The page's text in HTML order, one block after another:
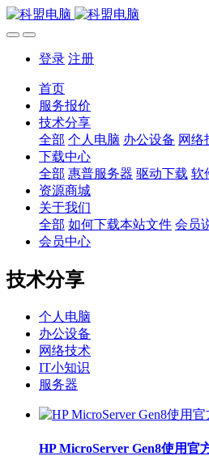
登录 注册
首页
服务报价
技术分享
全部 个人电脑 办公设备 网络
下载中心
全部 惠普服务器 驱动下载 软
资源商城
关于我们
全部 如何下载本站文件 会员
会员中心
技术分享
个人电脑
办公设备
网络技术
IT小知识
服务器
HP MicroServer Gen8使用官